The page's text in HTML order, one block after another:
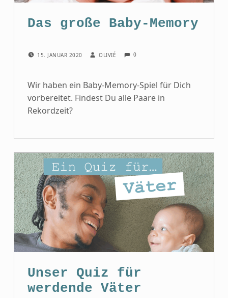
Das große Baby-Memory
15. JANUAR 2020 OLIVIÉ 0
Wir haben ein Baby-Memory-Spiel für Dich
vorbereitet. Findest Du alle Paare in
Rekordzeit?
Unser Quiz für
werdende Väter